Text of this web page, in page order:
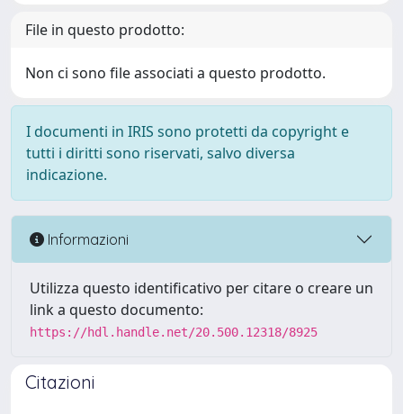
File in questo prodotto:
Non ci sono file associati a questo prodotto.
I documenti in IRIS sono protetti da copyright e
tutti i diritti sono riservati, salvo diversa
indicazione.
Informazioni
Utilizza questo identificativo per citare o creare un
link a questo documento:
https://hdl.handle.net/20.500.12318/8925
Citazioni